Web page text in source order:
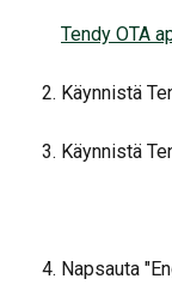
Tendy OTA
Käynnistä
Käynnistä
Napsauta